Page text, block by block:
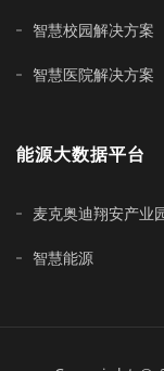
智慧校园解决方案
智慧医院解决方案
能源大数据平台
麦克奥迪翔安产业
智慧能源